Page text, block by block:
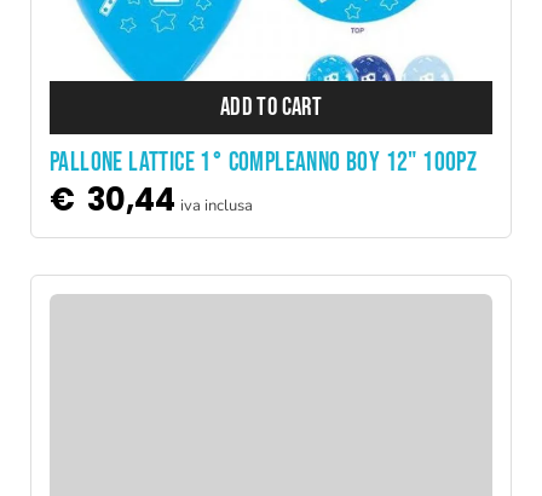
ADD TO CART
PALLONE LATTICE 1° COMPLEANNO BOY 12" 100PZ
€ 30,44 iva inclusa